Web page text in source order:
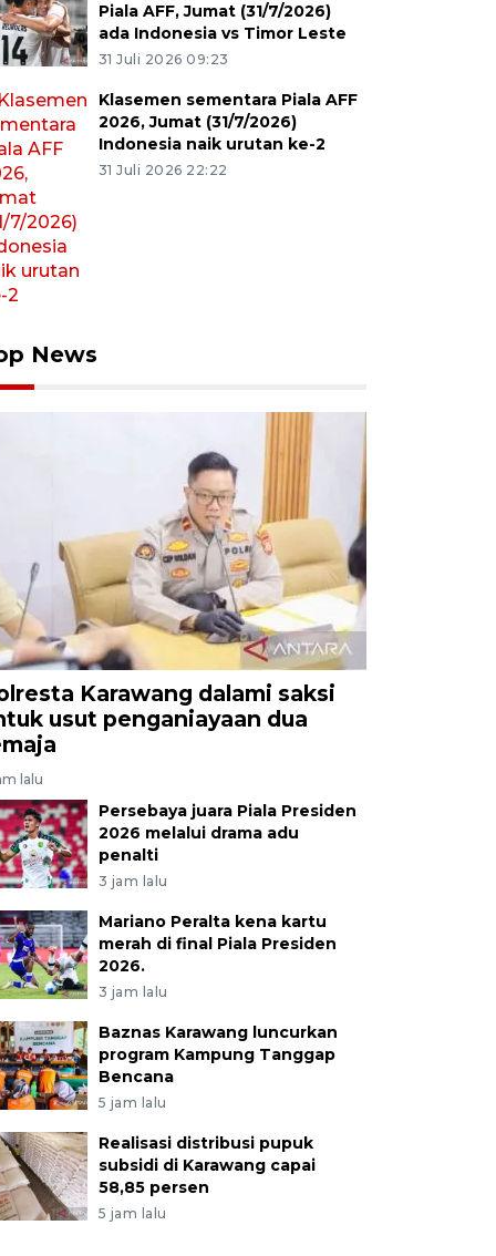
Piala AFF, Jumat (31/7/2026)
ada Indonesia vs Timor Leste
31 Juli 2026 09:23
Klasemen sementara Piala AFF
2026, Jumat (31/7/2026)
Indonesia naik urutan ke-2
31 Juli 2026 22:22
News
Karawang dalami saksi
usut penganiayaan dua
lalu
Persebaya juara Piala Presiden
2026 melalui drama adu
penalti
3 jam lalu
Mariano Peralta kena kartu
merah di final Piala Presiden
2026.
3 jam lalu
Baznas Karawang luncurkan
program Kampung Tanggap
Bencana
5 jam lalu
Realisasi distribusi pupuk
subsidi di Karawang capai
58,85 persen
5 jam lalu